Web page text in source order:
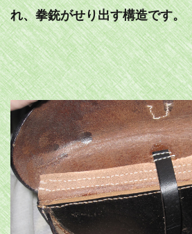
れ、拳銃がせり出す構造です。